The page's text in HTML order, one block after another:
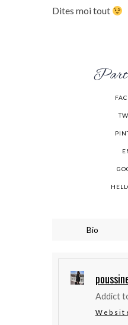
Dites moi tout
Bio
Addict